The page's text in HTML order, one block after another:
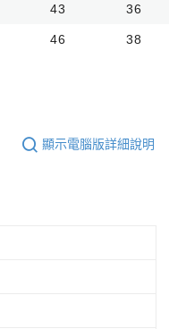
43 36
46 38
顯示電腦版詳細說明